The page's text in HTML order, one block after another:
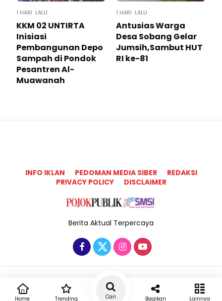
1 HARI LALU
KKM 02 UNTIRTA
Inisiasi
Pembangunan Depo
Sampah di Pondok
Pesantren Al-
Muawanah
1 HARI LALU
Antusias Warga
Desa Sobang Gelar
Jumsih,Sambut HUT
RI ke-81
INFO IKLAN PEDOMAN MEDIA SIBER
REDAKSI
PRIVACY POLICY
DISCLAIMER
Berita Aktual Terpercaya
Copyright @2025 Pojok Publik All Rights Reserved
Home Trending Cari Bagikan Lainnya